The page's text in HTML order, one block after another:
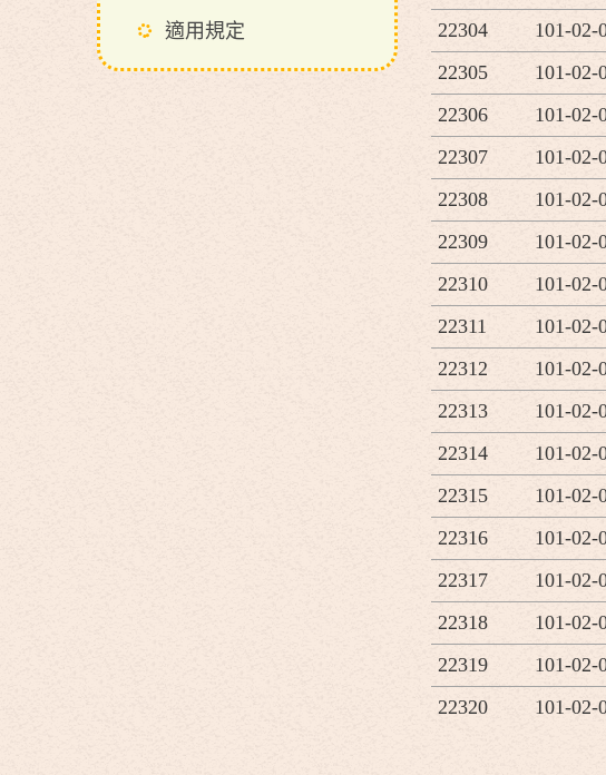
適用規定
22304
101-02-
22305
101-02-
22306
101-02-
22307
101-02-
22308
101-02-
22309
101-02-
22310
101-02-
22311
101-02-
22312
101-02-
22313
101-02-
22314
101-02-
22315
101-02-
22316
101-02-
22317
101-02-
22318
101-02-
22319
101-02-
22320
101-02-